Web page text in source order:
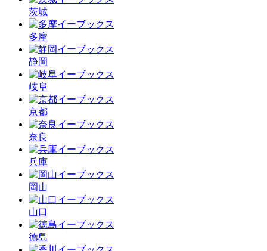
茨城
多摩
静岡
岐阜
京都
奈良
兵庫
岡山
山口
徳島